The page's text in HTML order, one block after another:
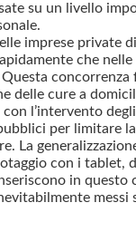
su un livello
imprese private
che nelle
concorrenza
delle cure a
con l’intervento
per limitare
La
con i tablet,
in questo
messi